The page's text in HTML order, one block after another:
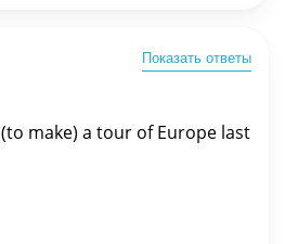
Показать ответы
make) a tour of Europe last